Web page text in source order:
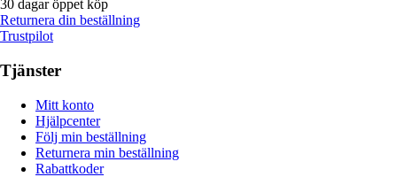
30 dagar öppet köp
Returnera din beställning
Trustpilot
Tjänster
Mitt konto
Hjälpcenter
Följ min beställning
Returnera min beställning
Rabattkoder